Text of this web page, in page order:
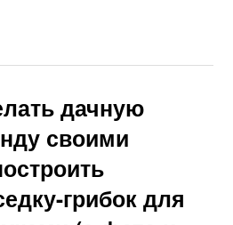
дачную
своими
грибок для